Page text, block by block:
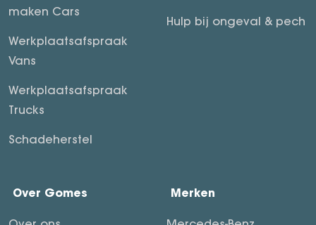
maken Cars
Werkplaatsafspraak
Vans
Werkplaatsafspraak
Trucks
Schadeherstel
Hulp bij ongeval & pech
Over Gomes Merken